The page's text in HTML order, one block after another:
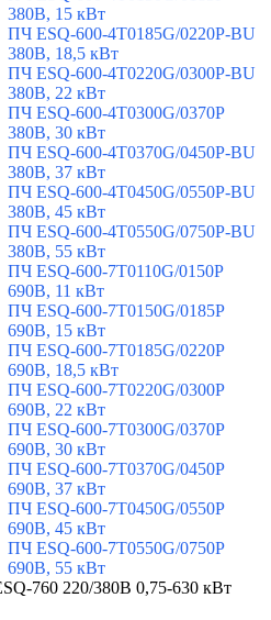
380В, 15 кВт
ПЧ ESQ-600-4T0185G/0220P-BU
380В, 18,5 кВт
ПЧ ESQ-600-4T0220G/0300P-BU
380В, 22 кВт
ПЧ ESQ-600-4T0300G/0370P
380В, 30 кВт
ПЧ ESQ-600-4T0370G/0450P-BU
380В, 37 кВт
ПЧ ESQ-600-4T0450G/0550P-BU
380В, 45 кВт
ПЧ ESQ-600-4T0550G/0750P-BU
380В, 55 кВт
ПЧ ESQ-600-7T0110G/0150P
690В, 11 кВт
ПЧ ESQ-600-7T0150G/0185P
690В, 15 кВт
ПЧ ESQ-600-7T0185G/0220P
690В, 18,5 кВт
ПЧ ESQ-600-7T0220G/0300P
690В, 22 кВт
ПЧ ESQ-600-7T0300G/0370P
690В, 30 кВт
ПЧ ESQ-600-7T0370G/0450P
690В, 37 кВт
ПЧ ESQ-600-7T0450G/0550P
690В, 45 кВт
ПЧ ESQ-600-7T0550G/0750P
690В, 55 кВт
760 220/380В 0,75-630 кВт